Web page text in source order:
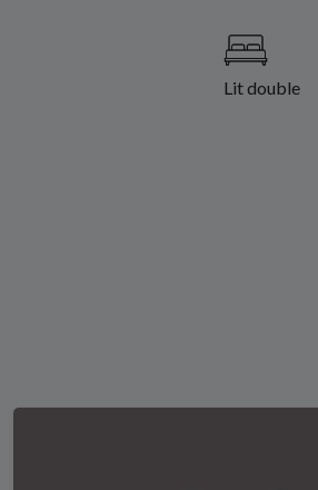
Lit double